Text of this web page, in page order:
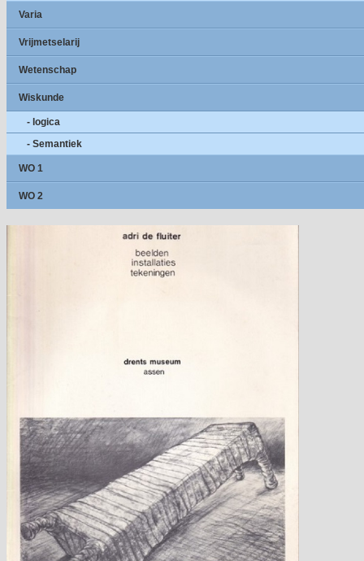
Varia
Vrijmetselarij
Wetenschap
Wiskunde
- logica
- Semantiek
WO 1
WO 2